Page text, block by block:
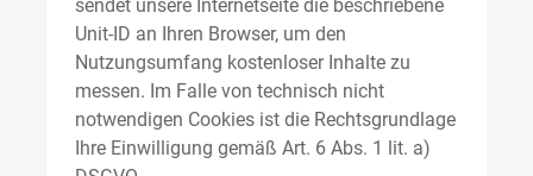
sendet unsere Internetseite die beschriebene
Unit-ID an Ihren Browser, um den
Nutzungsumfang kostenloser Inhalte zu
messen. Im Falle von technisch nicht
notwendigen Cookies ist die Rechtsgrundlage
Ihre Einwilligung gemäß Art. 6 Abs. 1 lit. a)